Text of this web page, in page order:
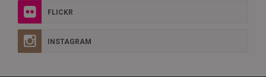
FLICKR
INSTAGRAM